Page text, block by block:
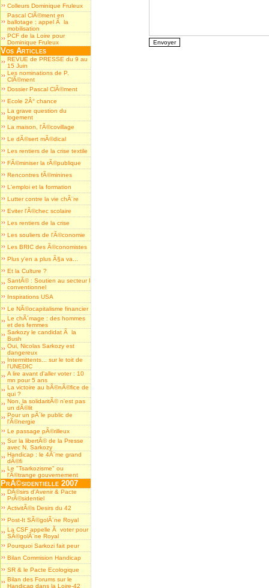
Colleurs Dominique Fruleux
Pascal ClÃ©ment en
ballotage : appel Ã la
mobilisation
PCF de la Loire pour
Dominique Fruleux
Vos Articles
REVUE de PRESSE du 9 au
15 Juin
Les nominations de P.
ClÃ©ment
Dossier Pascal ClÃ©ment
Ecole 2Â° chance
La grave question du
logement
La maison, l'Ã©covillage
Le dÃ©sert mÃ©dical
Les rentiers de la crise textile
FÃ©miniser la rÃ©publique
Rencontres fÃ©minines
L'emploi et la formation
Lutter contre la vie chÃ¨re
Eviter l'Ã©chec scolaire
Les rentiers de la crise
Les souliers de l'Ã©conomie
Les BRIC des Ã©conomistes
Plus y'en a plus Ã§a va...
Et la Culture ?
SantÃ© : Soutien au secteur I
conventionnel
Inspirations USA
Le NÃ©ocapitalisme financier
Le chÃ´mage : des hommes
et des femmes
Sarkozy le candidat Ã la
Bush
Oui, Nicolas Sarkozy est
dangereux
Intermittents... sur le toit de
l'UNEDIC
A lire avant d'aller voter : 10
mn pour 5 ans
La victoire au bÃ©nÃ©fice de
qui ?
Non, la solidaritÃ© n'est pas
un dÃ©lit
Pour un pÃ´le public de
l'Ã©nergie
Le passage pÃ©rilleux
Sur la libertÃ© de la Presse
avec N. Sarkozy
Handicap : le 4Ã¨me grand
dÃ©fi
Le "Tsarkozisme" ou
l'Ã©trange gouvernement
PrÃ©sidentielle 2007
DÃ©sirs d'Avenir & Pacte
PrÃ©sidentiel
ActivitÃ©s Desirs du 42
Post-It SÃ©golÃ¨ne Royal
La CSF appelle Ã voter pour
SÃ©golÃ¨ne Royal
Pourquoi Sarkozi fait peur
Bilan Commision Handicap
SR & le Pacte Ecologique
Bilan des Forums sur le
Handicap dans la Loire-42